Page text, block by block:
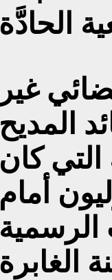
غير
المديح
التي كان
أمام